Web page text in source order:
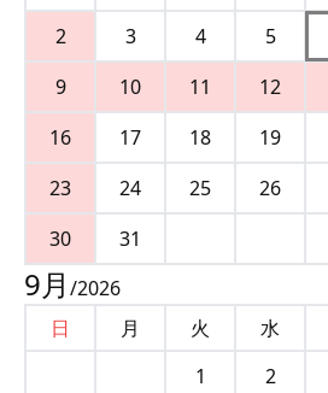
2
3 4 5
9
10 11 12
16
17 18 19
23
24 25 26
30
31
9月 /2026
日
月 火 水
1
2